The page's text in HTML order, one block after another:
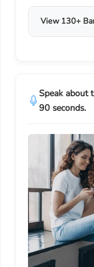
View 130+
Speak about
90 seconds.